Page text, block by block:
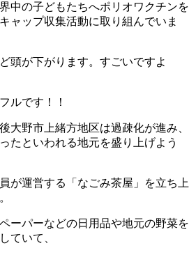
中の子どもたちへポリオワクチンを
ャップ収集活動に取り組んでいま
頭が下がります。すごいですよ
ルです！！
大野市上緒方地区は過疎化が進み、
たといわれる地元を盛り上げよう
が運営する「なごみ茶屋」を立ち上
ーパーなどの日用品や地元の野菜を
ていて、